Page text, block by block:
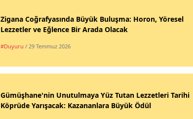
Zigana Coğrafyasında Büyük Buluşma: Horon, Yöresel
Lezzetler ve Eğlence Bir Arada Olacak
#Duyuru / 29 Temmuz 2026
Gümüşhane'nin Unutulmaya Yüz Tutan Lezzetleri Tarihi
Köprüde Yarışacak: Kazananlara Büyük Ödül